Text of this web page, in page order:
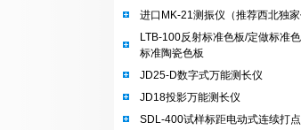
进口MK-21测振仪（推荐西北独家
LTB-100反射标准色板/定做标准
标准陶瓷色板
JD25-D数字式万能测长仪
JD18投影万能测长仪
SDL-400试样标距电动式连续打